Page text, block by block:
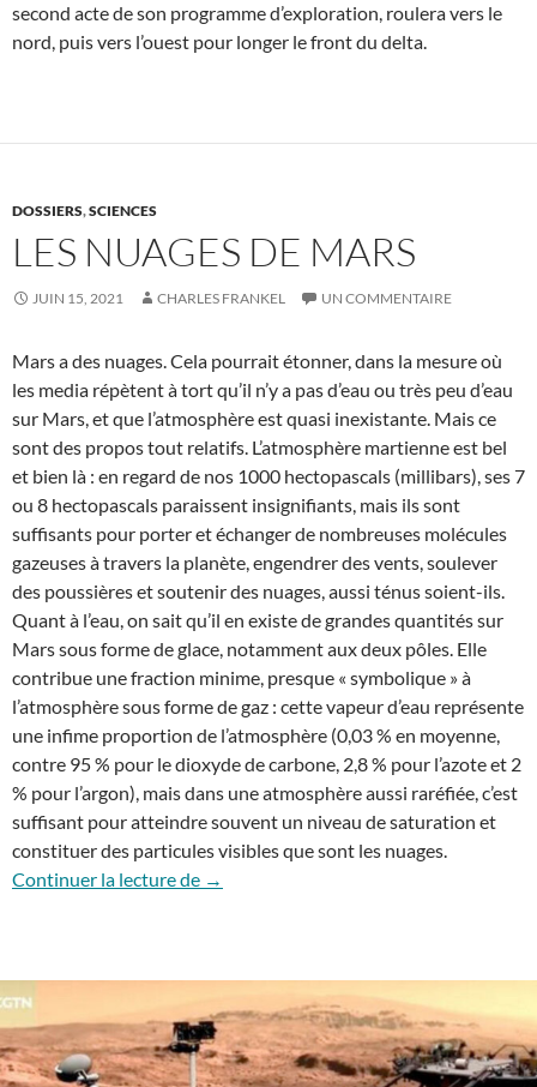
second acte de son programme d’exploration, roulera vers le
nord, puis vers l’ouest pour longer le front du delta.
DOSSIERS,SCIENCES
LES NUAGES DE MARS
JUIN 15, 2021 CHARLES FRANKEL UN COMMENTAIRE
Mars a des nuages. Cela pourrait étonner, dans la mesure où
les media répètent à tort qu’il n’y a pas d’eau ou très peu d’eau
sur Mars, et que l’atmosphère est quasi inexistante. Mais ce
sont des propos tout relatifs. L’atmosphère martienne est bel
et bien là : en regard de nos 1000 hectopascals (millibars), ses 7
ou 8 hectopascals paraissent insignifiants, mais ils sont
suffisants pour porter et échanger de nombreuses molécules
gazeuses à travers la planète, engendrer des vents, soulever
des poussières et soutenir des nuages, aussi ténus soient-ils.
Quant à l’eau, on sait qu’il en existe de grandes quantités sur
Mars sous forme de glace, notamment aux deux pôles. Elle
contribue une fraction minime, presque « symbolique » à
l’atmosphère sous forme de gaz : cette vapeur d’eau représente
une infime proportion de l’atmosphère (0,03 % en moyenne,
contre 95 % pour le dioxyde de carbone, 2,8 % pour l’azote et 2
% pour l’argon), mais dans une atmosphère aussi raréfiée, c’est
suffisant pour atteindre souvent un niveau de saturation et
constituer des particules visibles que sont les nuages.
Continuer la lecture de Les nuages de Mars
→